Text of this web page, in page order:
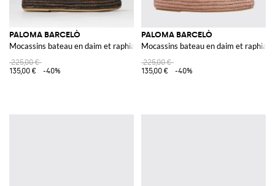
PALOMA BARCELÒ
Mocassins bateau en daim et raphia
225,00 €
135,00 €
-40%
PALOMA BARCELÒ
Mocassins bateau en daim et raphia
225,00 €
135,00 €
-40%